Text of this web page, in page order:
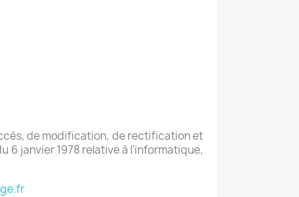
de modification, de rectification et
6 janvier 1978 relative à l'informatique,